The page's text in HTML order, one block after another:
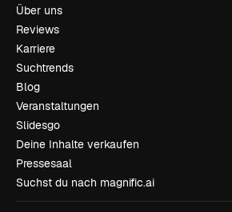
Über uns
Reviews
Karriere
Suchtrends
Blog
Veranstaltungen
Slidesgo
Deine Inhalte verkaufen
Pressesaal
Suchst du nach magnific.ai